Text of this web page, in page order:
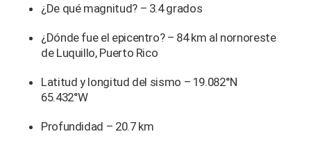
¿De qué magnitud? – 3.4 grados
¿Dónde fue el epicentro? – 84 km al nornoreste
de Luquillo, Puerto Rico
Latitud y longitud del sismo – 19.082°N
65.432°W
Profundidad – 20.7 km